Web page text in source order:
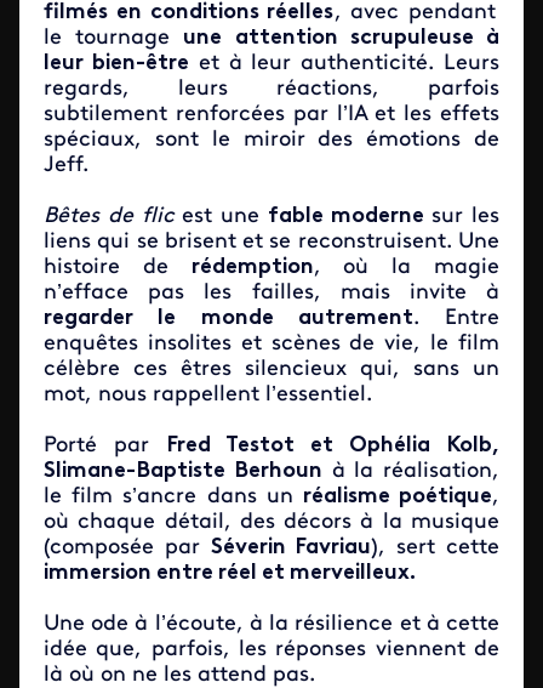
filmés en conditions réelles, avec pendant
le tournage une attention scrupuleuse à
leur bien-être et à leur authenticité. Leurs
regards, leurs réactions, parfois
subtilement renforcées par l’IA et les effets
spéciaux, sont le miroir des émotions de
Jeff.
Bêtes de flicest une fable moderne sur les
liens qui se brisent et se reconstruisent. Une
histoire de rédemption, où la magie
n’efface pas les failles, mais invite à
regarder le monde autrement. Entre
enquêtes insolites et scènes de vie, le film
célèbre ces êtres silencieux qui, sans un
mot, nous rappellent l’essentiel.
Porté par
Fred Testot et Ophélia Kolb,
Slimane-Baptiste Berhoun à la réalisation,
le film s’ancre dans un réalisme poétique,
où chaque détail, des décors à la musique
(composée par Séverin Favriau), sert cette
immersion entre réel et merveilleux.
Une ode à l’écoute, à la résilience et à cette
idée que, parfois, les réponses viennent de
là où on ne les attend pas.